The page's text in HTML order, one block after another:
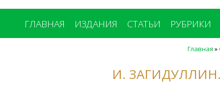
ГЛАВНАЯ ИЗДАНИЯ СТАТЬИ РУБРИКИ
Главная »
И.